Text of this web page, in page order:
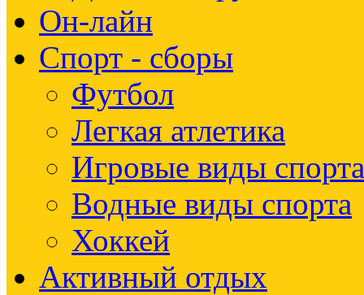
Он-лайн
Спорт - сборы
Футбол
Легкая атлетика
Игровые виды спорта
Водные виды спорта
Хоккей
Активный отдых